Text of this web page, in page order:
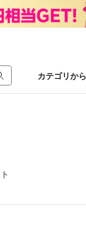
カテゴリか